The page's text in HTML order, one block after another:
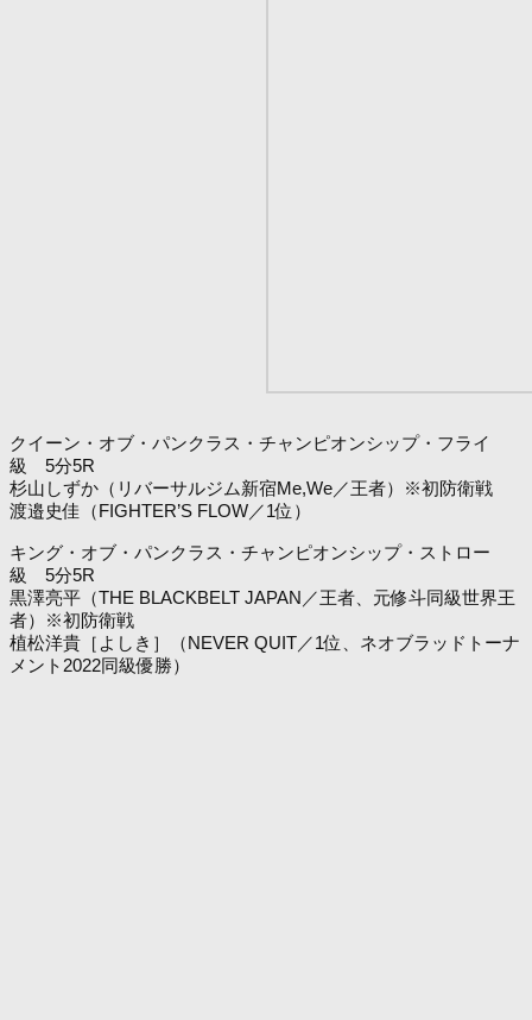
クイーン・オブ・パンクラス・チャンピオンシップ・フライ
級 5分5R
杉山しずか（リバーサルジム新宿Me,We／王者）※初防衛戦
渡邉史佳（FIGHTER’S FLOW／1位）
キング・オブ・パンクラス・チャンピオンシップ・ストロー
級 5分5R
黒澤亮平（THE BLACKBELT JAPAN／王者、元修斗同級世界王
者）※初防衛戦
植松洋貴［よしき］（NEVER QUIT／1位、ネオブラッドトーナ
メント2022同級優勝）